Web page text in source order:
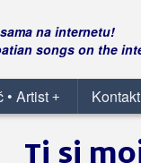
na internetu!
songs on the
+
• Artist